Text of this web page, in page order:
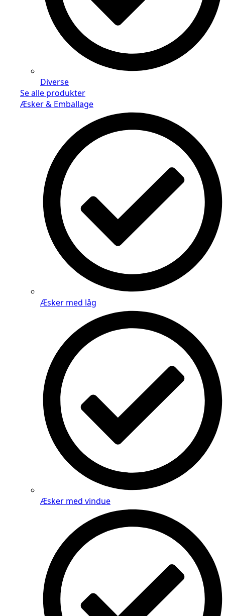
Diverse
Se alle produkter
Æsker & Emballage
Æsker med låg
Æsker med vindue